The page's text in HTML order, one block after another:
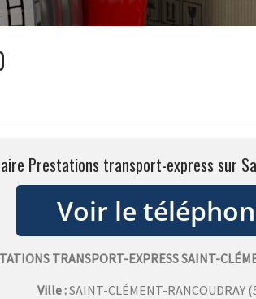
Prestations transport-express sur
TRANSPORT-EXPRESS SAINT-
Ville :SAINT-CLÉMENT-RANCOUDRAY (